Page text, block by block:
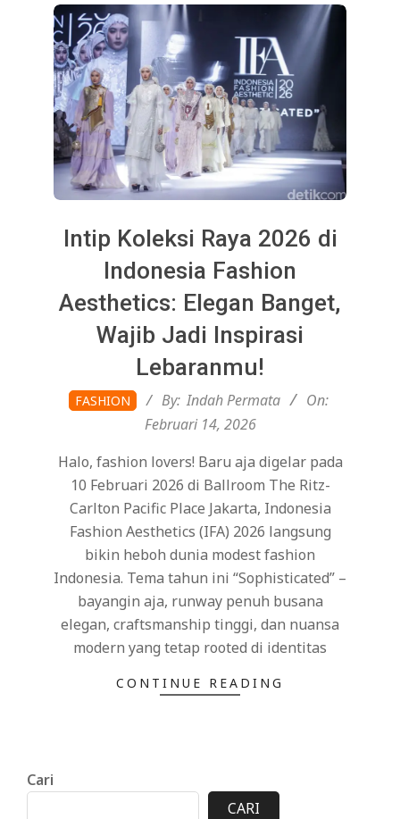
Intip Koleksi Raya 2026 di
Indonesia Fashion
Aesthetics: Elegan Banget,
Wajib Jadi Inspirasi
Lebaranmu!
2026-
02-
FASHION By: Indah Permata
On:
Februari 14, 2026
Halo, fashion lovers! Baru aja digelar pada
10 Februari 2026 di Ballroom The Ritz-
Carlton Pacific Place Jakarta, Indonesia
Fashion Aesthetics (IFA) 2026 langsung
bikin heboh dunia modest fashion
Indonesia. Tema tahun ini “Sophisticated” –
bayangin aja, runway penuh busana
elegan, craftsmanship tinggi, dan nuansa
modern yang tetap rooted di identitas
CONTINUE READING
Cari
CARI